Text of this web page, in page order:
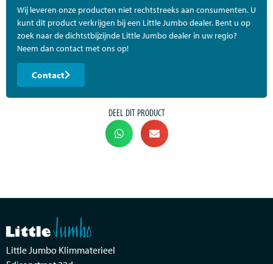
Wij leveren onze producten niet rechtstreeks aan consumenten. U
kunt dit product verkrijgen bij een Little Jumbo dealer. Bent u op
zoek naar de dichtstbijzijnde Little Jumbo dealer in uw regio?
Neem dan contact met ons op!
Contact
DEEL DIT PRODUCT
Little Jumbo Klimmaterieel